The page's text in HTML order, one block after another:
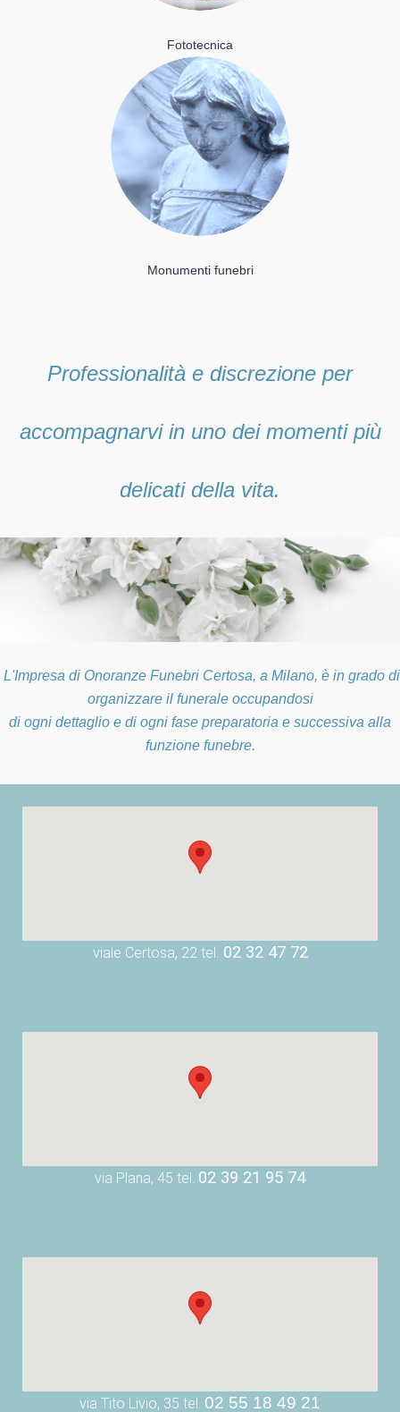
Fototecnica
Monumenti funebri
Professionalità e discrezione per
accompagnarvi in uno dei momenti più
delicati della vita.
L'Impresa di Onoranze Funebri Certosa, a Milano, è in grado di
organizzare il funerale occupandosi
di ogni dettaglio e di ogni fase preparatoria e successiva alla
funzione funebre.
viale Certosa, 22 tel. 02 32 47 72
via Plana, 45 tel. 02 39 21 95 74
via Tito Livio, 35 tel. 02 55 18 49 21